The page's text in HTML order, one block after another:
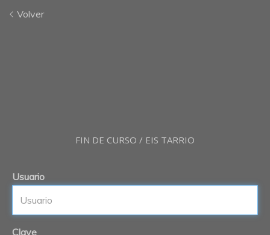
Volver
FIN DE CURSO / EIS TARRIO
Usuario
Clave